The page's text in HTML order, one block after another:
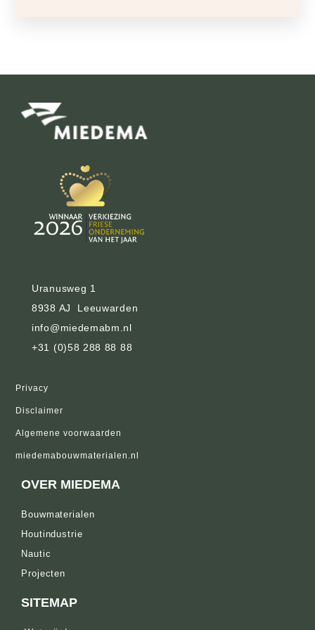
Uranusweg 1
8938 AJ Leeuwarden
info@miedemabm.nl
+31 (0)58 288 88 88
Privacy
Disclaimer
Algemene voorwaarden
miedemabouwmaterialen.nl
OVER MIEDEMA
Bouwmaterialen
Houtindustrie
Nautic
Projecten
SITEMAP